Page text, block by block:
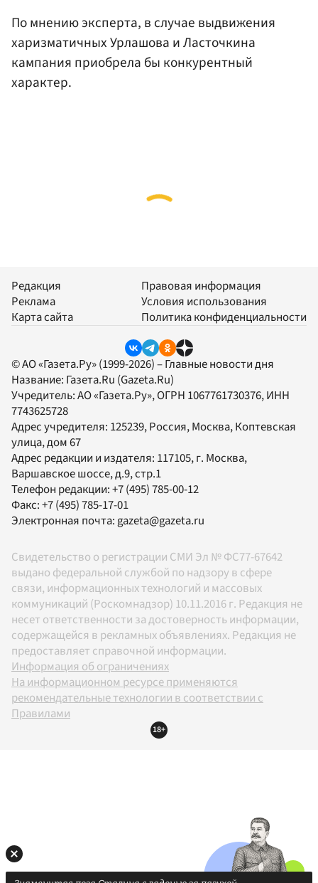
По мнению эксперта, в случае выдвижения
харизматичных Урлашова и Ласточкина
кампания приобрела бы конкурентный
характер.
Редакция
Реклама
Карта сайта
Правовая информация
Условия использования
Политика конфиденциальности
© АО «Газета.Ру» (1999-2026) – Главные новости дня
Название: Газета.Ru (Gazeta.Ru)
Учредитель:АО «Газета.Ру», ОГРН 1067761730376, ИНН
7743625728
Адрес учредителя: 125239, Россия, Москва, Коптевская
улица, дом 67
Адрес редакции и издателя: 117105, г. Москва,
Варшавское шоссе, д.9, стр.1
Телефон редакции:+7 (495) 785-00-12
Факс:+7 (495) 785-17-01
Электронная почта:gazeta@gazeta.ru
Свидетельство о регистрации СМИ Эл № ФС77-67642
выдано федеральной службой по надзору в сфере
связи, информационных технологий и массовых
коммуникаций (Роскомнадзор) 10.11.2016 г. Редакция не
несет ответственности за достоверность информации,
содержащейся в рекламных объявлениях. Редакция не
предоставляет справочной информации.
Информация об ограничениях
На информационном ресурсе применяются
рекомендательные технологии в соответствии с
Правилами
18+